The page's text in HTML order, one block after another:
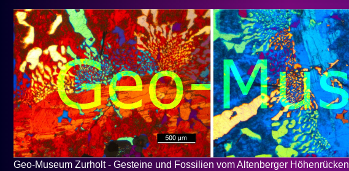
Geo-Museum Zurholt - Gesteine und Fossilien vom Altenberger Höhenrücken